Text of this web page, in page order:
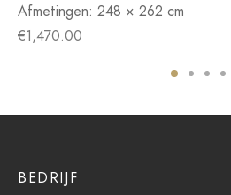
Afmetingen: 248 × 262 cm
€1,470.00
BEDRIJF